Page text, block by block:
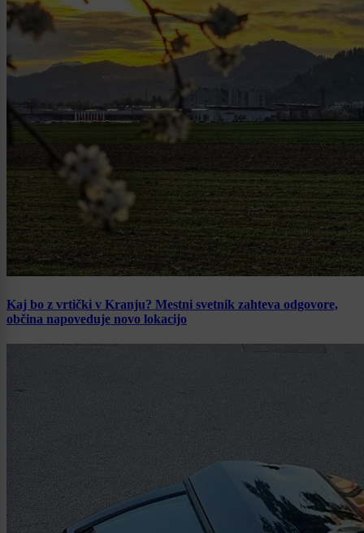
Kaj bo z vrtički v Kranju? Mestni svetnik zahteva odgovore,
občina napoveduje novo lokacijo